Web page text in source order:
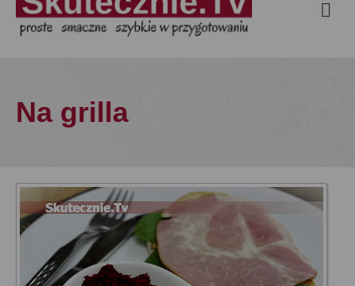
Na grilla